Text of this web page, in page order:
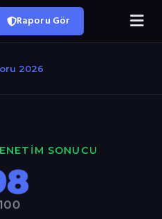
Raporu Gör
2026
SONUCU